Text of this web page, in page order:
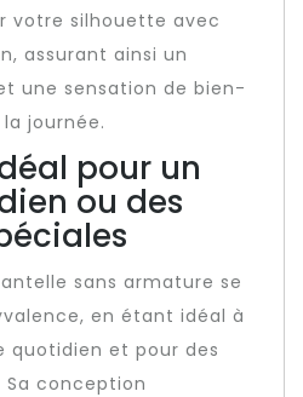
votre silhouette avec
assurant ainsi un
une sensation de bien-
journée.
pour un
ou des
sans armature se
en étant idéal à
quotidien et pour des
Sa conception